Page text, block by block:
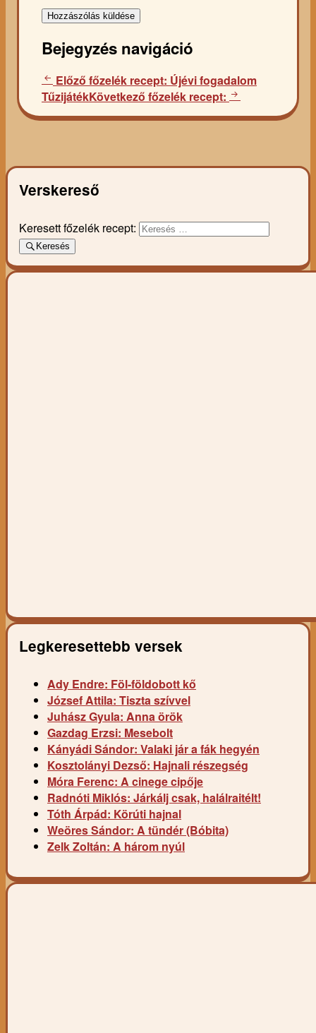
Bejegyzés navigáció
Előző főzelék recept: Újévi fogadalom
TűzijátékKövetkező főzelék recept:
Verskereső
Keresett főzelék recept:
Keresés
Legkeresettebb versek
Ady Endre: Föl-földobott kő
József Attila: Tiszta szívvel
Juhász Gyula: Anna örök
Gazdag Erzsi: Mesebolt
Kányádi Sándor: Valaki jár a fák hegyén
Kosztolányi Dezső: Hajnali részegség
Móra Ferenc: A cinege cipője
Radnóti Miklós: Járkálj csak, halálraitélt!
Tóth Árpád: Körúti hajnal
Weöres Sándor: A tündér (Bóbita)
Zelk Zoltán: A három nyúl